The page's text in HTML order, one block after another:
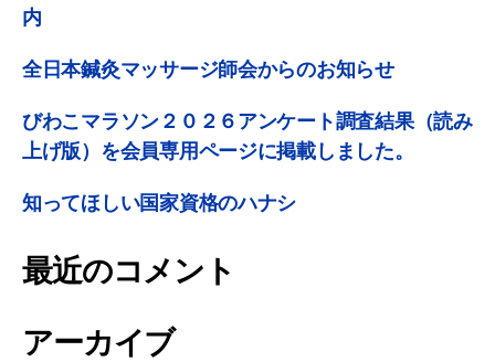
内
全日本鍼灸マッサージ師会からのお知らせ
びわこマラソン２０２６アンケート調査結果（読み
上げ版）を会員専用ページに掲載しました。
知ってほしい国家資格のハナシ
最近のコメント
アーカイブ